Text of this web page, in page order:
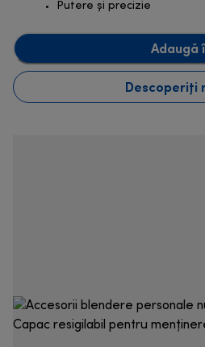
Putere și precizie
Adaugă
Descoperiți